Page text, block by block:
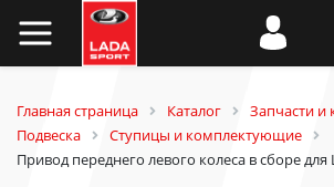
Главная страница Каталог
Запчасти
Подвеска
Ступицы и комплектующие
Привод переднего левого колеса в сборе для